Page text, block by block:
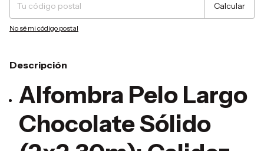
Calcular
No sé mi código postal
Descripción
Alfombra Pelo Largo
Chocolate Sólido